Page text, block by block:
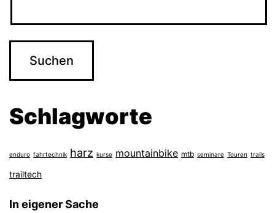
Schlagworte
enduro fahrtechnik harz kurse mountainbike mtb seminare Touren trails
trailtech
In eigener Sache